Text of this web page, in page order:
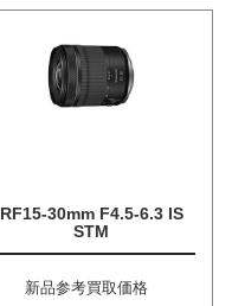
RF15-30mm F4.5-6.3 IS
STM
新品参考買取価格